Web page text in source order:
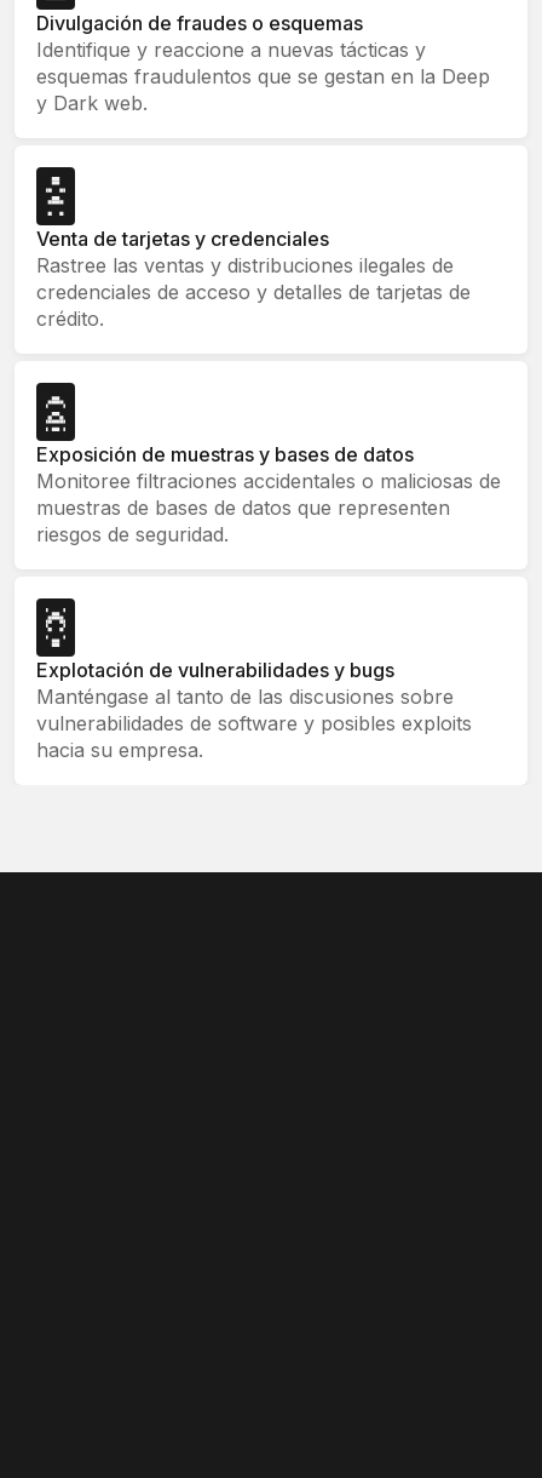
Divulgación de fraudes o esquemas
Identifique y reaccione a nuevas tácticas y
esquemas fraudulentos que se gestan en la Deep
y Dark web.
Venta de tarjetas y credenciales
Rastree las ventas y distribuciones ilegales de
credenciales de acceso y detalles de tarjetas de
crédito.
Exposición de muestras y bases de datos
Monitoree filtraciones accidentales o maliciosas de
muestras de bases de datos que representen
riesgos de seguridad.
Explotación de vulnerabilidades y bugs
Manténgase al tanto de las discusiones sobre
vulnerabilidades de software y posibles exploits
hacia su empresa.